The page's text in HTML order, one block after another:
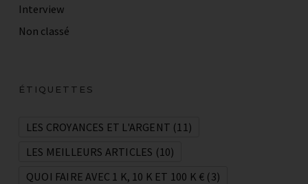
Interview
Non classé
ÉTIQUETTES
LES CROYANCES ET L'ARGENT (11)
LES MEILLEURS ARTICLES (10)
QUOI FAIRE AVEC 1 K, 10 K ET 100 K € (3)